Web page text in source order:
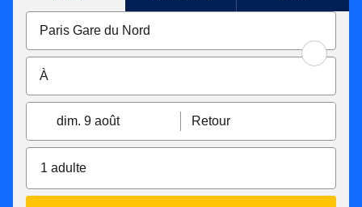
dim. 9 août Retour
1 adulte